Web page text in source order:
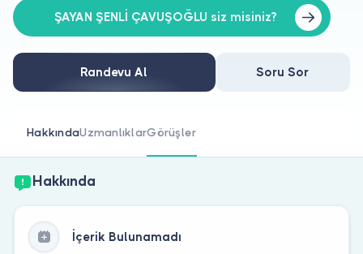
Doktorlar için
Doktor musunuz?
ŞAYAN ŞENLİ ÇAVUŞOĞLU siz misiniz?
Randevu Al Soru Sor
HakkındaUzmanlıklarGörüşler
Hakkında
İçerik Bulunamadı